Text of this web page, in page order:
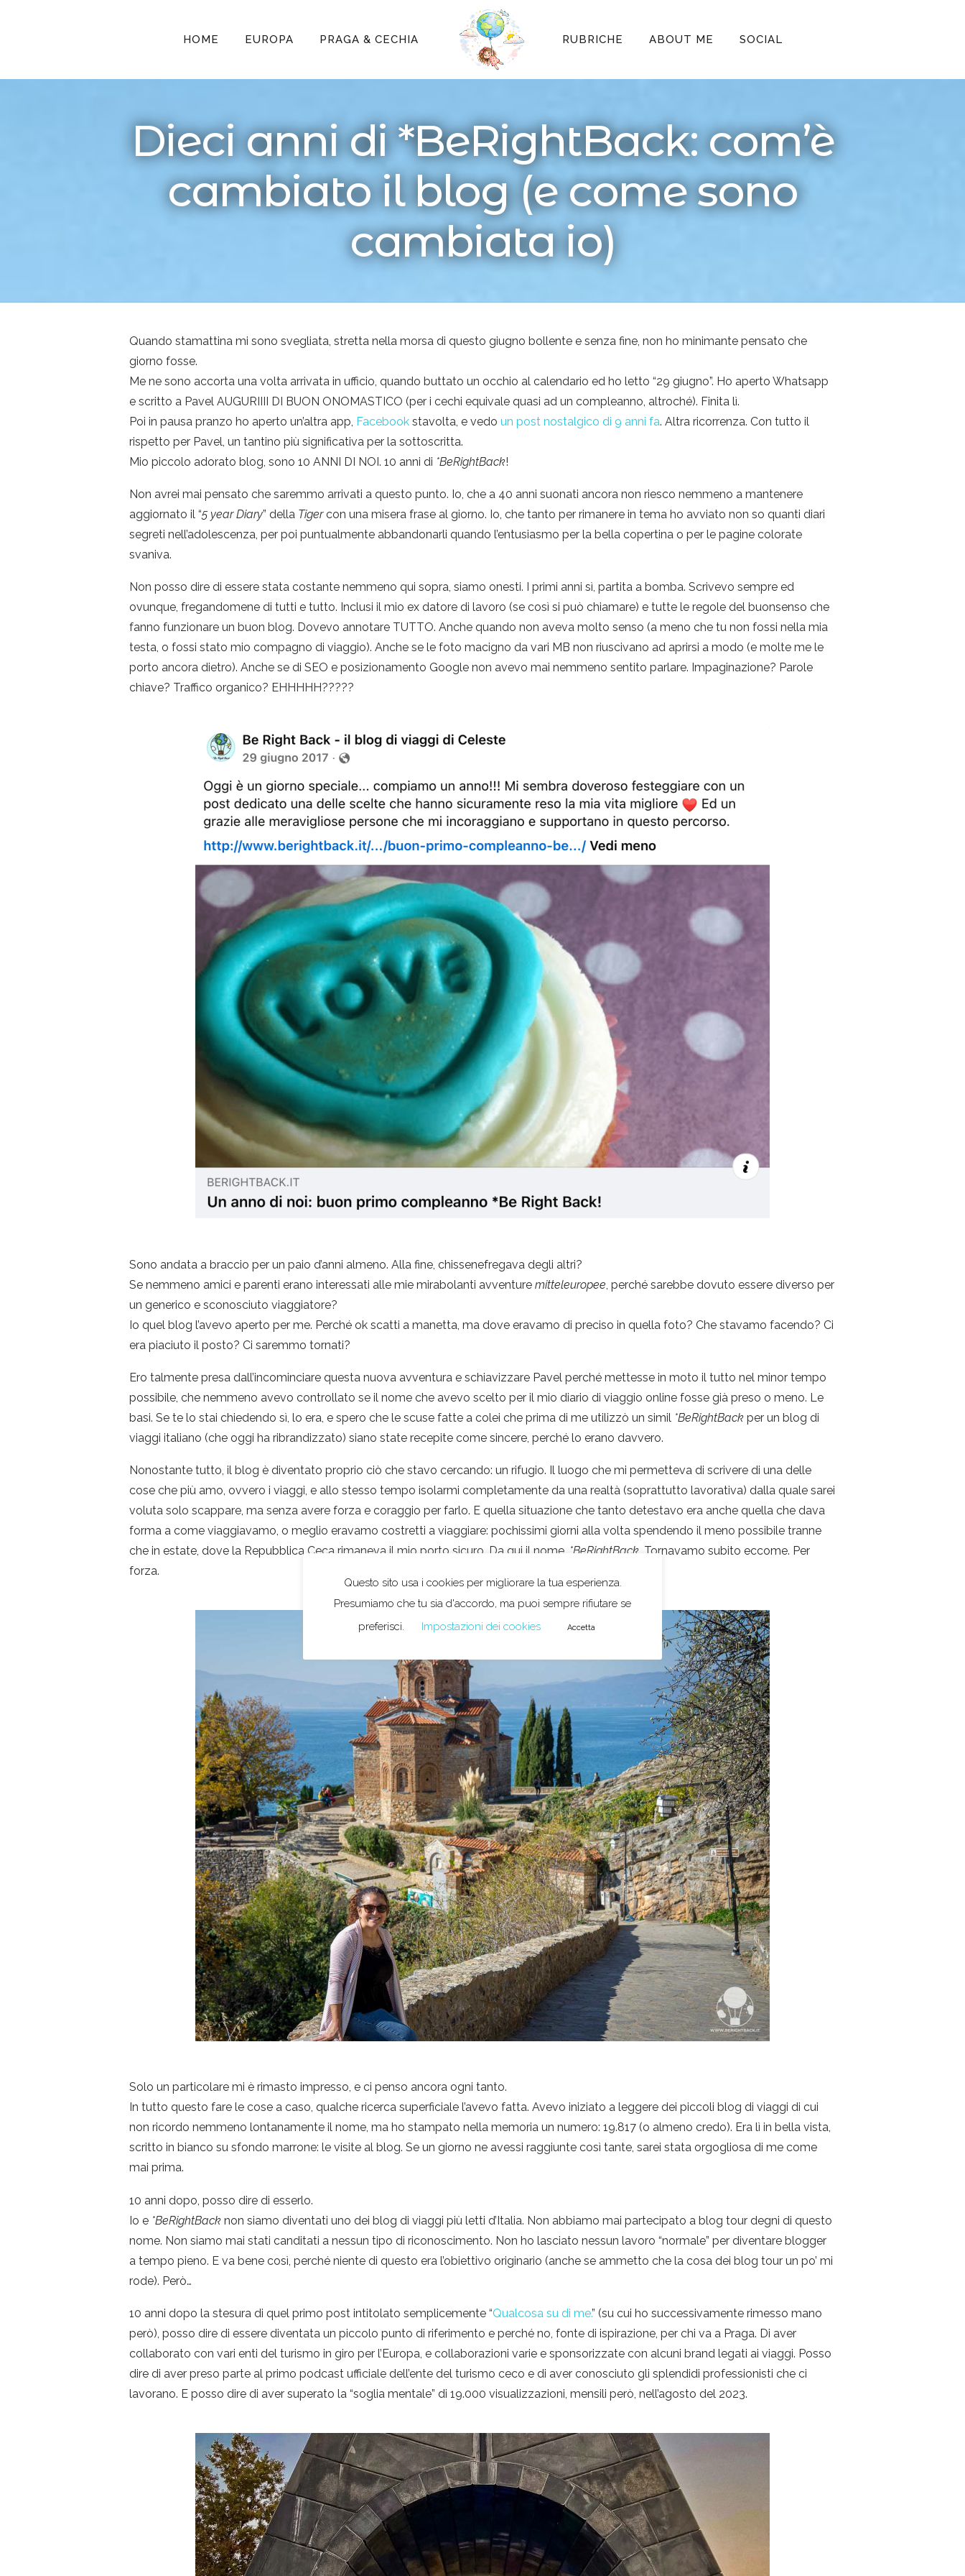
HOME EUROPA PRAGA & CECHIA RUBRICHE ABOUT ME SOCIAL
Dieci anni di *BeRightBack: com’è
cambiato il blog (e come sono
cambiata io)
Quando stamattina mi sono svegliata, stretta nella morsa di questo giugno bollente e senza fine, non ho minimante pensato che
giorno fosse.
Me ne sono accorta una volta arrivata in ufficio, quando buttato un occhio al calendario ed ho letto “29 giugno”. Ho aperto Whatsapp
e scritto a Pavel AUGURIIII DI BUON ONOMASTICO (per i cechi equivale quasi ad un compleanno, altroché). Finita lì.
Poi in pausa pranzo ho aperto un’altra app, Facebook stavolta, e vedoun post nostalgico di 9 anni fa. Altra ricorrenza. Con tutto il
rispetto per Pavel, un tantino più significativa per la sottoscritta.
Mio piccolo adorato blog, sono 10 ANNI DI NOI. 10 anni di *BeRightBack!
Non avrei mai pensato che saremmo arrivati a questo punto. Io, che a 40 anni suonati ancora non riesco nemmeno a mantenere
aggiornato il “5 year Diary” della Tigercon una misera frase al giorno. Io, che tanto per rimanere in tema ho avviato non so quanti diari
segreti nell’adolescenza, per poi puntualmente abbandonarli quando l’entusiasmo per la bella copertina o per le pagine colorate
svaniva.
Non posso dire di essere stata costante nemmeno qui sopra, siamo onesti. I primi anni sì, partita a bomba. Scrivevo sempre ed
ovunque, fregandomene di tutti e tutto. Inclusi il mio ex datore di lavoro (se così si può chiamare) e tutte le regole del buonsenso che
fanno funzionare un buon blog. Dovevo annotare TUTTO. Anche quando non aveva molto senso (a meno che tu non fossi nella mia
testa, o fossi stato mio compagno di viaggio). Anche se le foto macigno da vari MB non riuscivano ad aprirsi a modo (e molte me le
porto ancora dietro). Anche se di SEO e posizionamento Google non avevo mai nemmeno sentito parlare. Impaginazione? Parole
chiave? Traffico organico? EHHHHH?????
Sono andata a braccio per un paio d’anni almeno. Alla fine, chissenefregava degli altri?
Se nemmeno amici e parenti erano interessati alle mie mirabolanti avventuremitteleuropee, perché sarebbe dovuto essere diverso per
un generico e sconosciuto viaggiatore?
Io quel blog l’avevo aperto per me. Perché ok scatti a manetta, ma dove eravamo di preciso in quella foto? Che stavamo facendo? Ci
era piaciuto il posto? Ci saremmo tornati?
Ero talmente presa dall’incominciare questa nuova avventura e schiavizzare Pavel perché mettesse in moto il tutto nel minor tempo
possibile, che nemmeno avevo controllato se il nome che avevo scelto per il mio diario di viaggio online fosse già preso o meno. Le
basi. Se te lo stai chiedendo sì, lo era, e spero che le scuse fatte a colei che prima di me utilizzò un simil *BeRightBack per un blog di
viaggi italiano (che oggi ha ribrandizzato) siano state recepite come sincere, perché lo erano davvero.
Nonostante tutto, il blog è diventato proprio ciò che stavo cercando: un rifugio. Il luogo che mi permetteva di scrivere di una delle
cose che più amo, ovvero i viaggi, e allo stesso tempo isolarmi completamente da una realtà (soprattutto lavorativa) dalla quale sarei
voluta solo scappare, ma senza avere forza e coraggio per farlo. E quella situazione che tanto detestavo era anche quella che dava
forma a come viaggiavamo, o meglio eravamo costretti a viaggiare: pochissimi giorni alla volta spendendo il meno possibile tranne
che in estate, dove la Repubblica Ceca rimaneva il mio porto sicuro. Da qui il nome, *BeRightBack . Tornavamo subito eccome. Per
forza.
Solo un particolare mi è rimasto impresso, e ci penso ancora ogni tanto.
In tutto questo fare le cose a caso, qualche ricerca superficiale l’avevo fatta. Avevo iniziato a leggere dei piccoli blog di viaggi di cui
non ricordo nemmeno lontanamente il nome, ma ho stampato nella memoria un numero: 19.817 (o almeno credo). Era lì in bella vista,
scritto in bianco su sfondo marrone: le visite al blog. Se un giorno ne avessi raggiunte così tante, sarei stata orgogliosa di me come
mai prima.
10 anni dopo, posso dire di esserlo.
Io e *BeRightBack non siamo diventati uno dei blog di viaggi più letti d’Italia. Non abbiamo mai partecipato a blog tour degni di questo
nome. Non siamo mai stati canditati a nessun tipo di riconoscimento. Non ho lasciato nessun lavoro “normale” per diventare blogger
a tempo pieno. E va bene così, perché niente di questo era l’obiettivo originario (anche se ammetto che la cosa dei blog tour un po’ mi
rode). Però…
10 anni dopo la stesura di quel primo post intitolato semplicemente “Qualcosa su di me.” (su cui ho successivamente rimesso mano
però), posso dire di essere diventata un piccolo punto di riferimento e perché no, fonte di ispirazione, per chi va a Praga. Di aver
collaborato con vari enti del turismo in giro per l’Europa, e collaborazioni varie e sponsorizzate con alcuni brand legati ai viaggi. Posso
dire di aver preso parte al primo podcast ufficiale dell’ente del turismo ceco e di aver conosciuto gli splendidi professionisti che ci
lavorano. E posso dire di aver superato la “soglia mentale” di 19.000 visualizzazioni, mensili però, nell’agosto del 2023.
Questo sito usa i cookies per migliorare la tua esperienza.
Presumiamo che tu sia d'accordo, ma puoi sempre rifiutare se
preferisci.
Impostazioni dei cookies Accetta